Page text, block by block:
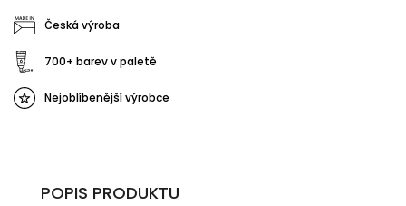
Česká výroba
700+ barev v paletě
Nejoblíbenější výrobce
POPIS PRODUKTU